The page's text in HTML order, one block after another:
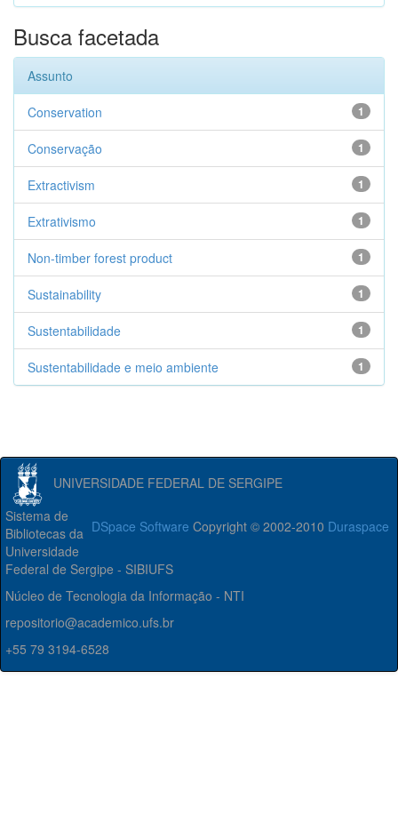
Busca facetada
Assunto
1
Conservation
1
Conservação
1
Extractivism
1
Extrativismo
1
Non-timber forest product
1
Sustainability
1
Sustentabilidade
1
Sustentabilidade e meio ambiente
UNIVERSIDADE FEDERAL DE SERGIPE
DSpace Software Copyright © 2002-2010 Duraspace
Sistema de
Bibliotecas da
Universidade
Federal de Sergipe - SIBIUFS
Núcleo de Tecnologia da Informação - NTI
repositorio@academico.ufs.br
+55 79 3194-6528